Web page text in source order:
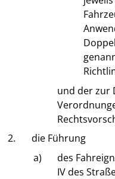
und der zur
2.
die Führung
a)
des
IV des